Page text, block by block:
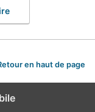
en haut de page